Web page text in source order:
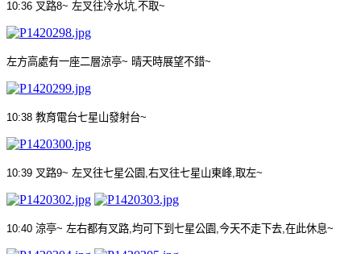
10:36 叉路8~ 左叉往冷水坑 不取~
左方高處有一座二層涼亭~ 晴天時展望不錯~
10:38 教育電台七星山發射台~
10:39 叉路9~ 左叉往七星公園 右叉往七星山東峰 取左~
10:40 涼亭~ 左右都有叉路 均可下到七星公園 今天不走下去 在此休息~